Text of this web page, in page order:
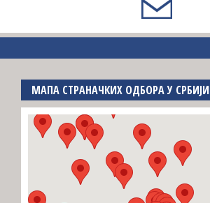
МАПА СТРАНАЧКИХ ОДБОРА У СРБИЈИ